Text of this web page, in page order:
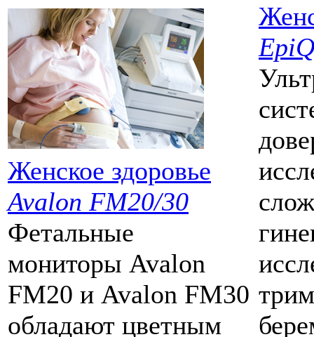
Женское здоровье
Avalon FM20/30
Фетальные
мониторы Avalon
FM20 и Avalon FM30
обладают цветным